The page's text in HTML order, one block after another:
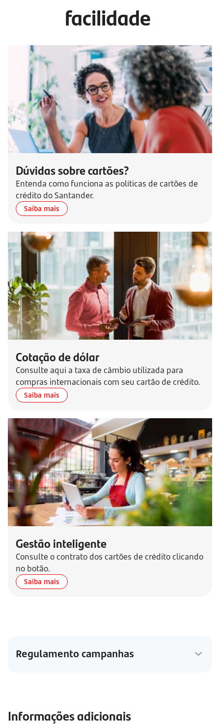
facilidade
Dúvidas sobre cartões?
Entenda como funciona as políticas de cartões de
crédito do Santander.
Saiba mais
Cotação de dólar
Consulte aqui a taxa de câmbio utilizada para
compras internacionais com seu cartão de crédito.
Saiba mais
Gestão inteligente
Consulte o contrato dos cartões de crédito clicando
no botão.
Saiba mais
Regulamento campanhas
Informações adicionais